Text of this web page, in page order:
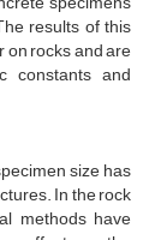
results of this
on rocks and are
constants and
size has
In the rock
methods have